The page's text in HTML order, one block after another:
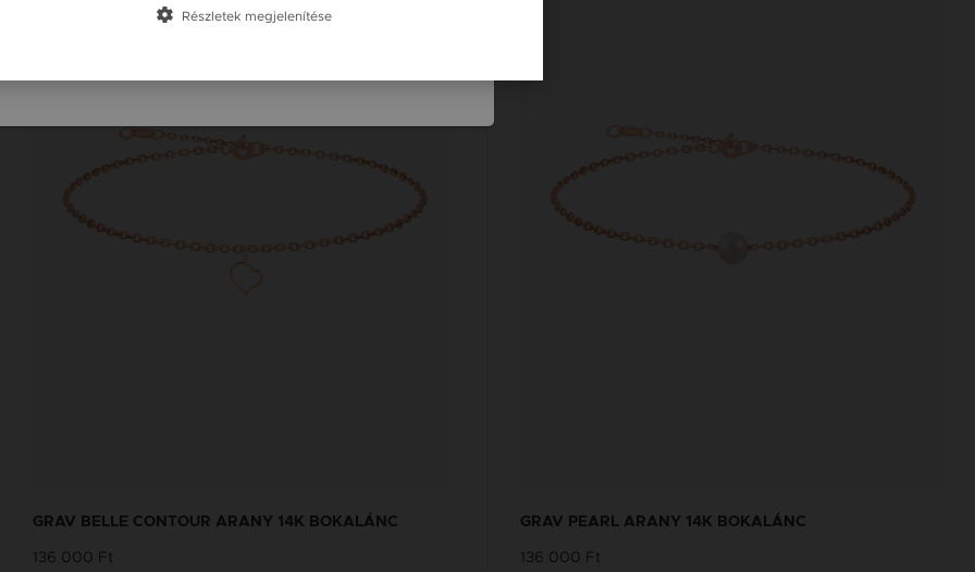
GRAV BELLE CONTOUR ARANY 14K BOKALÁNC
136 000 Ft
GRAV PEARL ARANY 14K BOKALÁNC
136 000 Ft
Slovensko / SK
Részletek megjelenítése